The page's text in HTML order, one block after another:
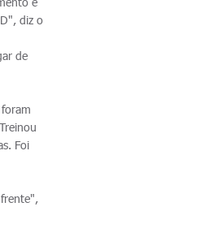
diz o
de
Foi